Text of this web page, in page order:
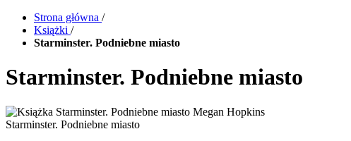
Strona główna /
Książki /
Starminster. Podniebne miasto
Starminster. Podniebne miasto
Starminster. Podniebne miasto